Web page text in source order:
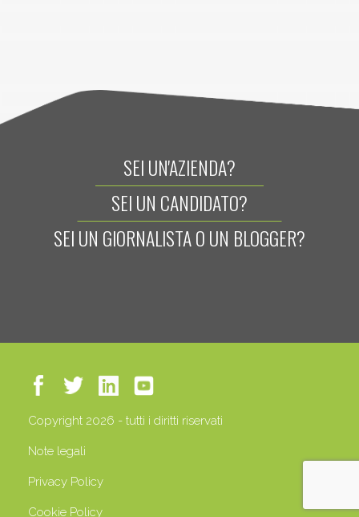
SEI UN'AZIENDA?
SEI UN CANDIDATO?
SEI UN GIORNALISTA O UN BLOGGER?
Copyright 2026 - tutti i diritti riservati
Note legali
Privacy Policy
Cookie Policy